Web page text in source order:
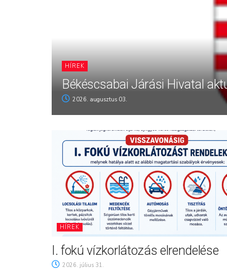
HÍREK
Békéscsabai Járási Hivatal
2026. augusztus 03.
HÍREK
I. fokú vízkorlátozás elrendelése
2026. július 31.